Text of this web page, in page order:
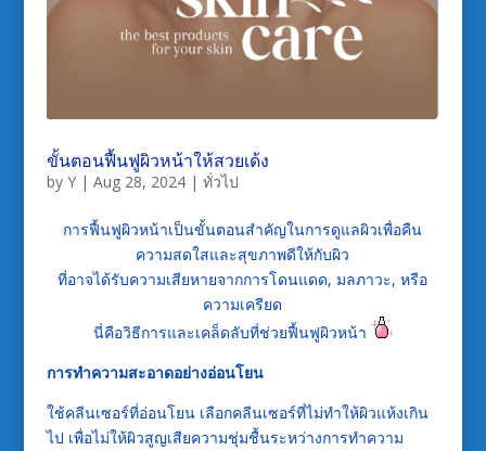
ขั้นตอนฟื้นฟูผิวหน้าให้สวยเด้ง
by Y| Aug 28, 2024| ทั่วไป
การฟื้นฟูผิวหน้าเป็นขั้นตอนสำคัญในการดูแลผิวเพื่อคืน
ความสดใสและสุขภาพดีให้กับผิว
ที่อาจได้รับความเสียหายจากการโดนแดด, มลภาวะ, หรือ
ความเครียด
นี่คือวิธีการและเคล็ดลับที่ช่วยฟื้นฟูผิวหน้า
การทำความสะอาดอย่างอ่อนโยน
ใช้คลีนเซอร์ที่อ่อนโยน เลือกคลีนเซอร์ที่ไม่ทำให้ผิวแห้งเกิน
ไป เพื่อไม่ให้ผิวสูญเสียความชุ่มชื้นระหว่างการทำความ